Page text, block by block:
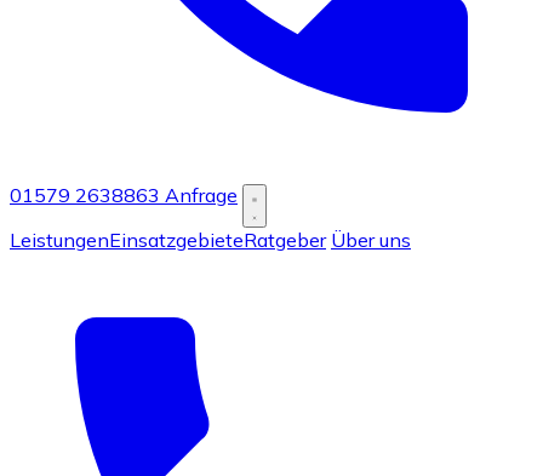
01579 2638863 Anfrage
LeistungenEinsatzgebieteRatgeber Über uns